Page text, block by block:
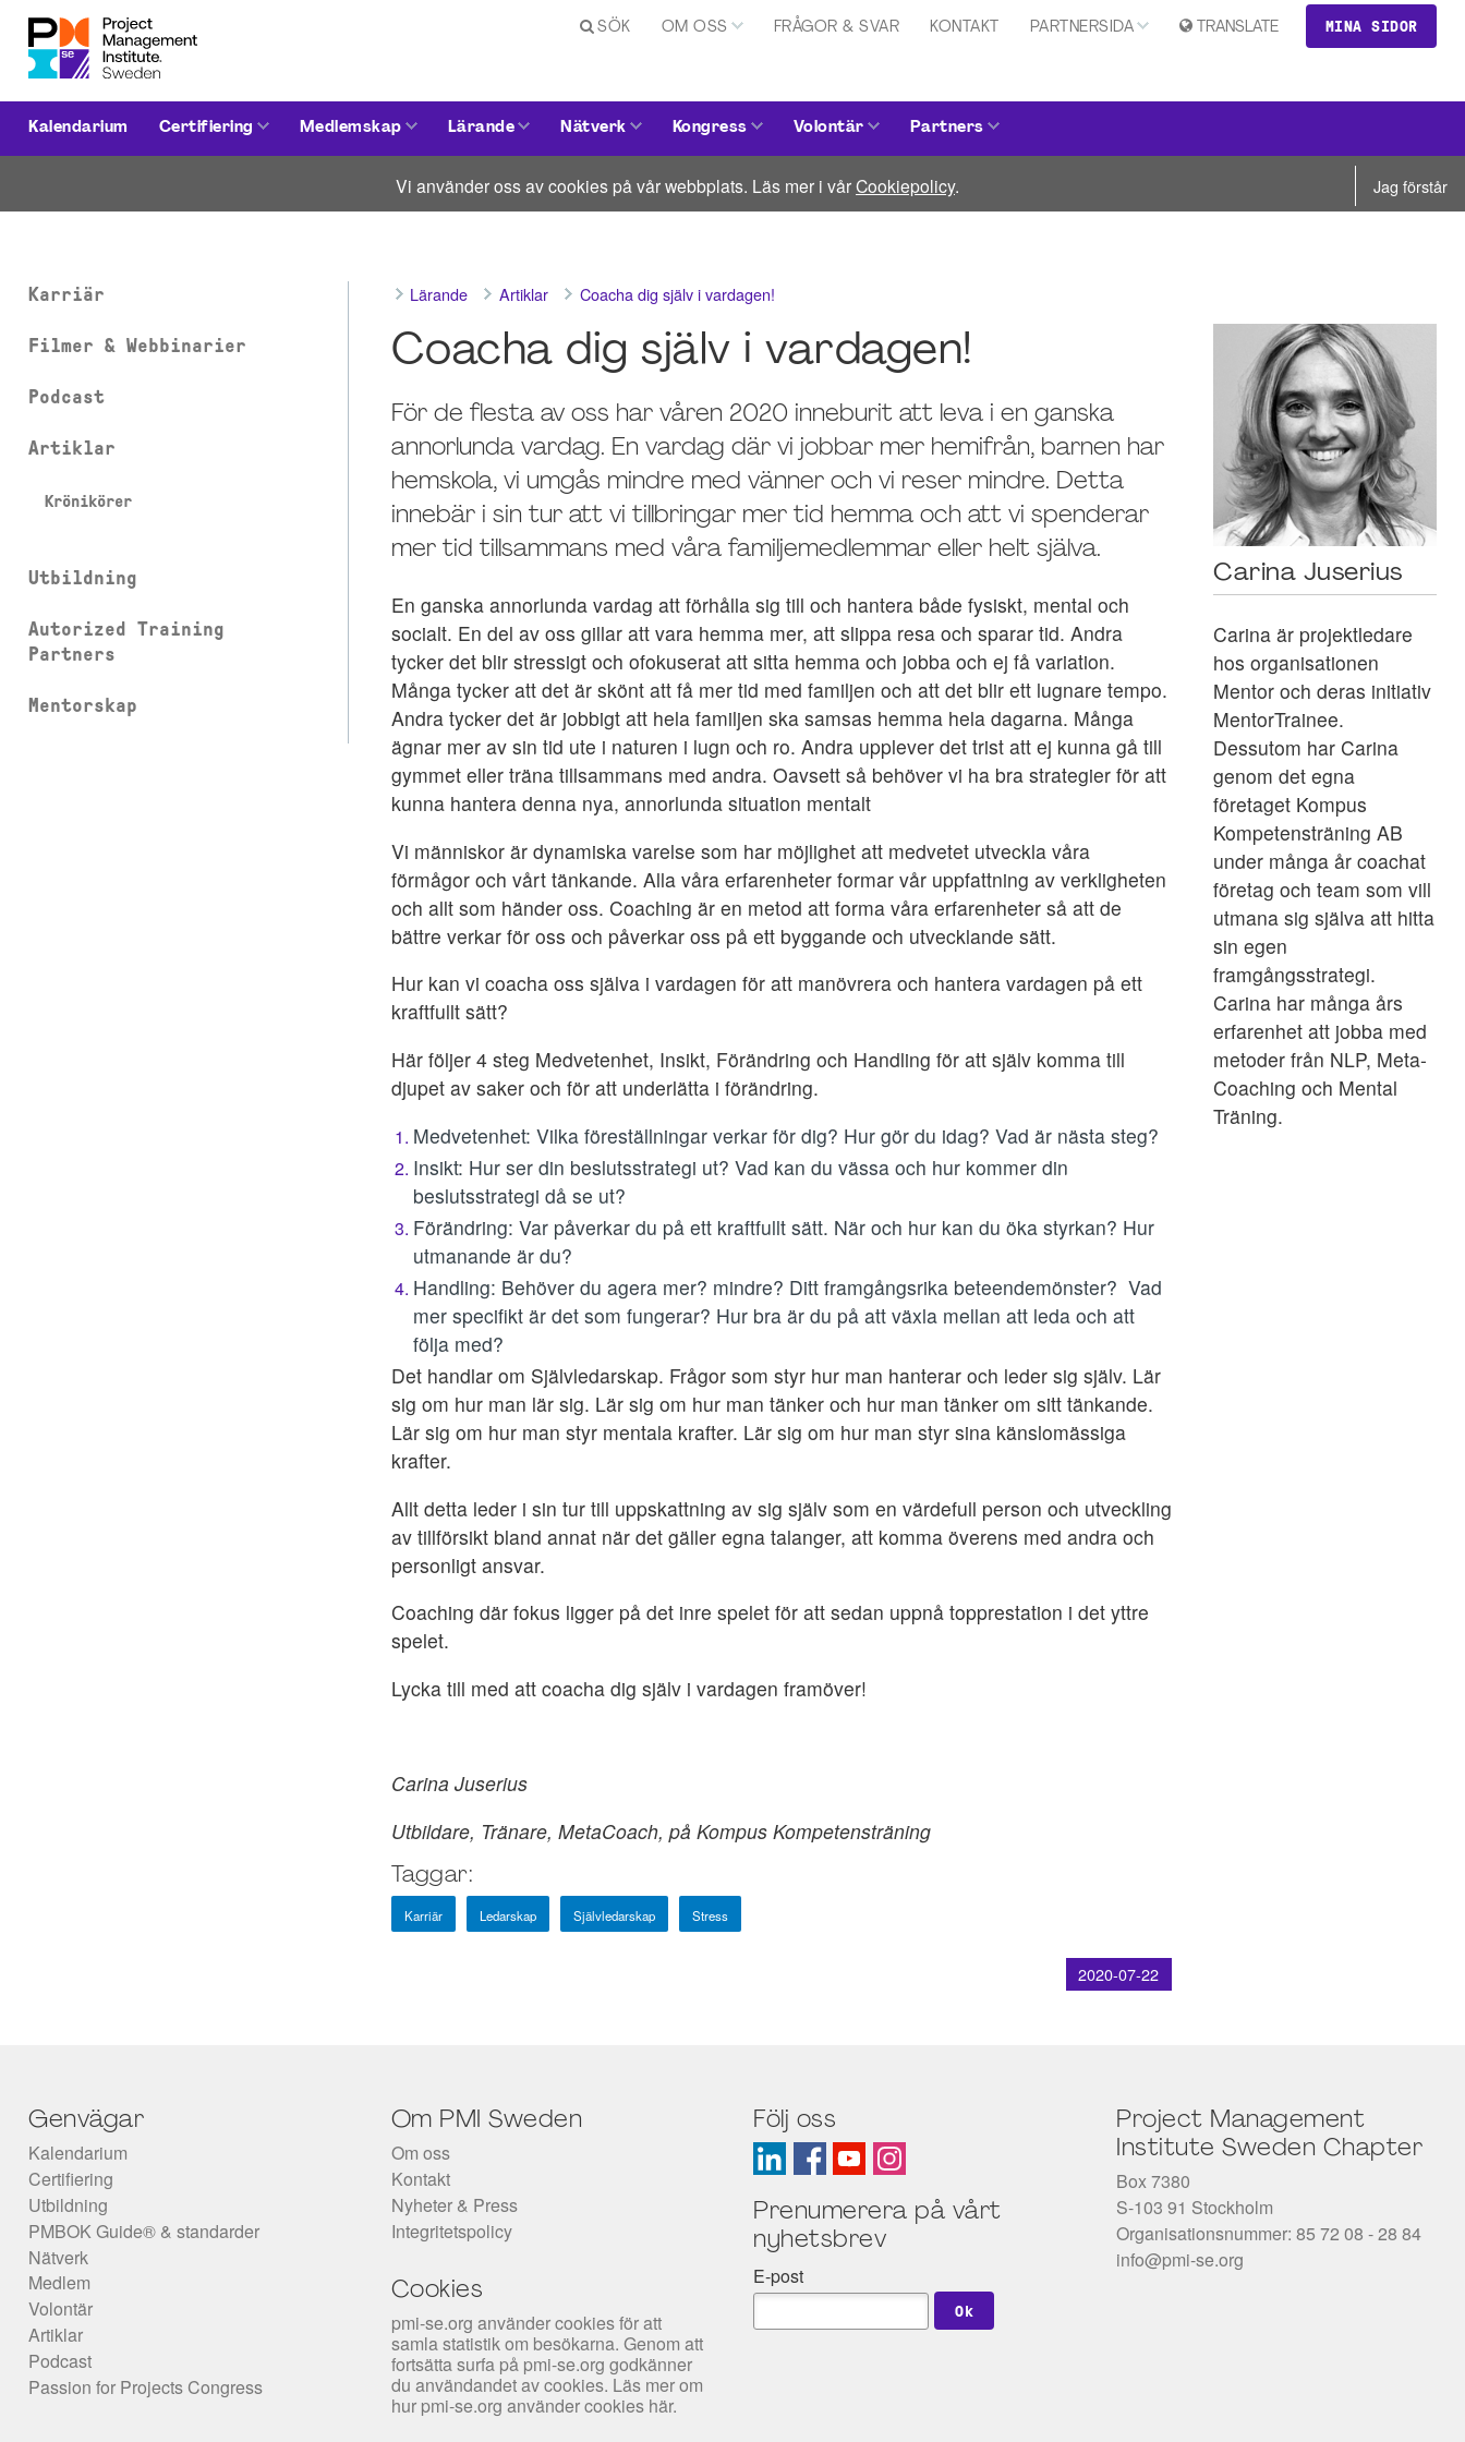
MINA SIDOR
TRANSLATE
SÖK OM OSS FRÅGOR & SVAR KONTAKT PARTNERSIDA
Kalendarium Certifiering Medlemskap Lärande Nätverk Kongress Volontär Partners
Vi använder oss av cookies på vår webbplats. Läs mer i vårCookiepolicy. Jag förstår
Karriär
Filmer & Webbinarier
Podcast
Artiklar
Krönikörer
Utbildning
Autorized Training
Partners
Mentorskap
Lärande Artiklar Coacha dig själv i vardagen!
Coacha dig själv i vardagen!
För de flesta av oss har våren 2020 inneburit att leva i en ganska
annorlunda vardag. En vardag där vi jobbar mer hemifrån, barnen har
hemskola, vi umgås mindre med vänner och vi reser mindre. Detta
innebär i sin tur att vi tillbringar mer tid hemma och att vi spenderar
mer tid tillsammans med våra familjemedlemmar eller helt själva.
En ganska annorlunda vardag att förhålla sig till och hantera både fysiskt, mental och
socialt. En del av oss gillar att vara hemma mer, att slippa resa och sparar tid. Andra
tycker det blir stressigt och ofokuserat att sitta hemma och jobba och ej få variation.
Många tycker att det är skönt att få mer tid med familjen och att det blir ett lugnare tempo.
Andra tycker det är jobbigt att hela familjen ska samsas hemma hela dagarna. Många
ägnar mer av sin tid ute i naturen i lugn och ro. Andra upplever det trist att ej kunna gå till
gymmet eller träna tillsammans med andra. Oavsett så behöver vi ha bra strategier för att
kunna hantera denna nya, annorlunda situation mentalt
Vi människor är dynamiska varelse som har möjlighet att medvetet utveckla våra
förmågor och vårt tänkande. Alla våra erfarenheter formar vår uppfattning av verkligheten
och allt som händer oss. Coaching är en metod att forma våra erfarenheter så att de
bättre verkar för oss och påverkar oss på ett byggande och utvecklande sätt.
Hur kan vi coacha oss själva i vardagen för att manövrera och hantera vardagen på ett
kraftfullt sätt?
Här följer 4 steg Medvetenhet, Insikt, Förändring och Handling för att själv komma till
djupet av saker och för att underlätta i förändring.
Medvetenhet: Vilka föreställningar verkar för dig? Hur gör du idag? Vad är nästa steg?
Insikt: Hur ser din beslutsstrategi ut? Vad kan du vässa och hur kommer din
beslutsstrategi då se ut?
Förändring: Var påverkar du på ett kraftfullt sätt. När och hur kan du öka styrkan? Hur
utmanande är du?
Handling: Behöver du agera mer? mindre? Ditt framgångsrika beteendemönster? Vad
mer specifikt är det som fungerar? Hur bra är du på att växla mellan att leda och att
följa med?
Det handlar om Självledarskap. Frågor som styr hur man hanterar och leder sig själv. Lär
sig om hur man lär sig. Lär sig om hur man tänker och hur man tänker om sitt tänkande.
Lär sig om hur man styr mentala krafter. Lär sig om hur man styr sina känslomässiga
krafter.
Allt detta leder i sin tur till uppskattning av sig själv som en värdefull person och utveckling
av tillförsikt bland annat när det gäller egna talanger, att komma överens med andra och
personligt ansvar.
Coaching där fokus ligger på det inre spelet för att sedan uppnå topprestation i det yttre
spelet.
Lycka till med att coacha dig själv i vardagen framöver!
Carina Juserius
Utbildare, Tränare, MetaCoach, på Kompus Kompetensträning
Taggar:
Karriär Ledarskap Självledarskap Stress
2020-07-22
Carina Juserius
Carina är projektledare
hos organisationen
Mentor och deras initiativ
MentorTrainee.
Dessutom har Carina
genom det egna
företaget Kompus
Kompetensträning AB
under många år coachat
företag och team som vill
utmana sig själva att hitta
sin egen
framgångsstrategi.
Carina har många års
erfarenhet att jobba med
metoder från NLP, Meta-
Coaching och Mental
Träning.
Genvägar
Kalendarium
Certifiering
Utbildning
PMBOK Guide® & standarder
Nätverk
Medlem
Volontär
Artiklar
Podcast
Passion for Projects Congress
Om PMI Sweden
Om oss
Kontakt
Nyheter & Press
Integritetspolicy
Cookies
pmi-se.org använder cookies för att
samla statistik om besökarna. Genom att
fortsätta surfa på pmi-se.org godkänner
du användandet av cookies. Läs mer om
hur pmi-se.org använder cookies här.
Följ oss
Prenumerera på vårt
nyhetsbrev
E-post
Project Management
Institute Sweden Chapter
Box 7380
S-103 91 Stockholm
Organisationsnummer: 85 72 08 - 28 84
info@pmi-se.org